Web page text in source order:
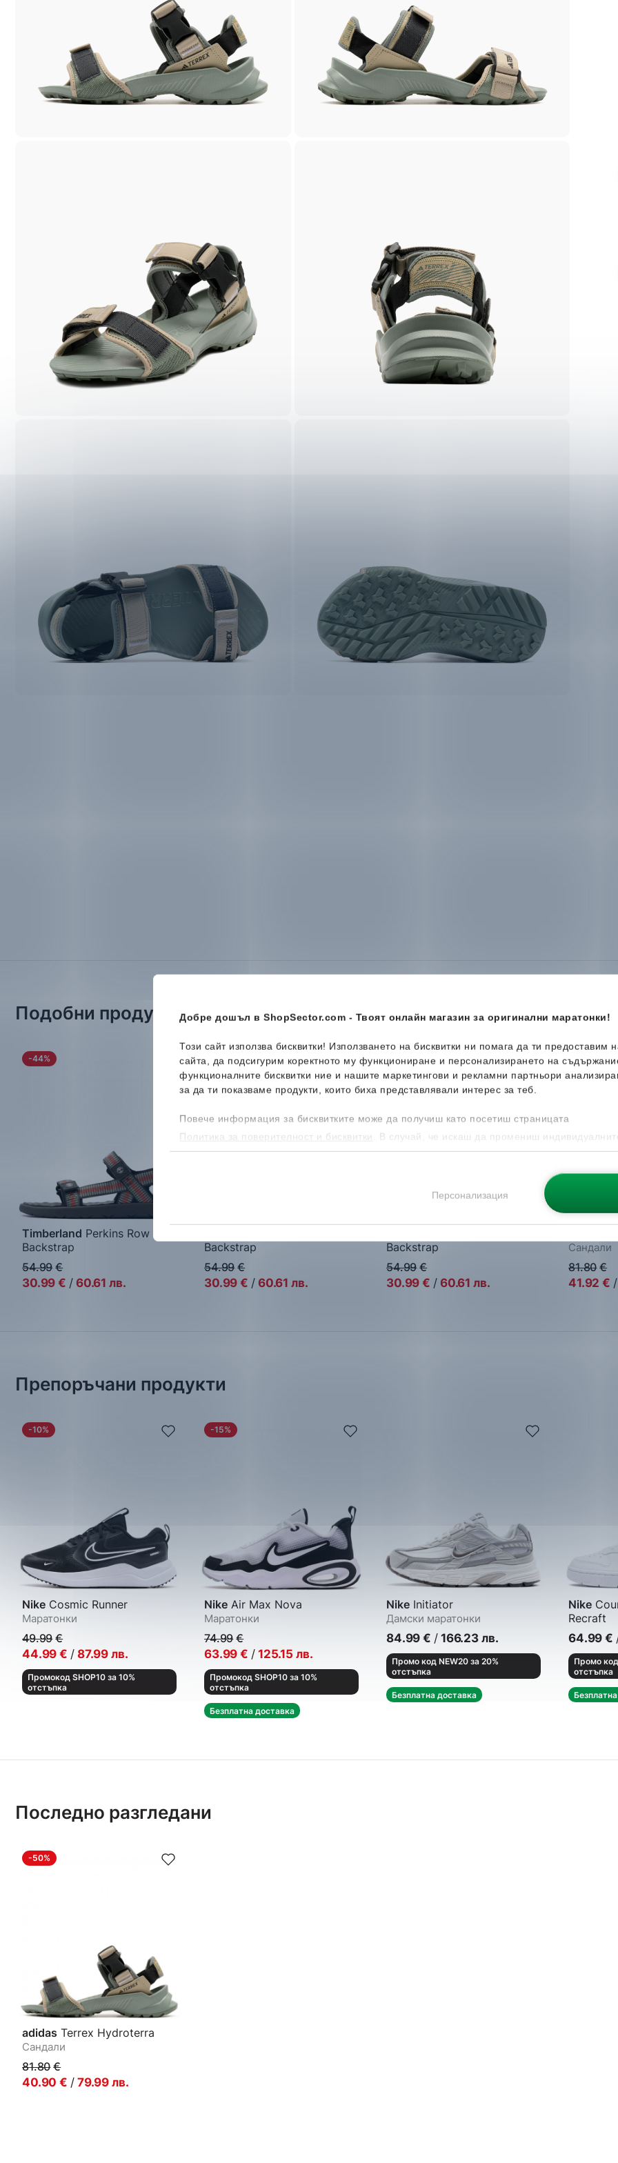
Добре дошъл в ShopSector.com - Твоят онлайн магазин за оригинални маратонки!
Този сайт използва бисквитки! Използването на бисквитки ни помага да ти предоставим
сайта, да подсигурим коректното му функциониране и персонализирането на
функционалните бисквитки ние и нашите маркетингови и рекламни партньори
за да ти показваме продукти, които биха представлявали интерес за теб.
Повече информация за бисквитките може да получиш като посетиш страницата
Политика за поверителност и бисквитки
. В случай, че искаш да промениш
бисквитките, можеш да го направиш от опцията за Персонализация.
Персонализация
Подобни продукти
-44%
Timberland Perkins Row
Backstrap
Сандали
54.99 €
30.99 € / 60.61 лв.
-44%
Backstrap
Сандали
54.99 €
30.99 € / 60.61 лв.
-44%
Backstrap
Сандали
54.99 €
30.99 € / 60.61 лв.
-49%
Сандали
81.80 €
41.92 € /
Препоръчани продукти
-10%
Nike Cosmic Runner
Маратонки
49.99 €
44.99 € / 87.99 лв.
Промокод SHOP10 за 10%
отстъпка
-15%
Nike Air Max Nova
Маратонки
74.99 €
63.99 € / 125.15 лв.
Промокод SHOP10 за 10%
отстъпка
Безплатна доставка
Nike Initiator
Дамски маратонки
84.99 € / 166.23 лв.
Промо код NEW20 за 20%
отстъпка
Безплатна доставка
Nike
Recraft
Кецове
64.99 €
Промо
отстъпка
Последно разгледани
-50%
adidas Terrex Hydroterra
Сандали
81.80 €
40.90 € / 79.99 лв.